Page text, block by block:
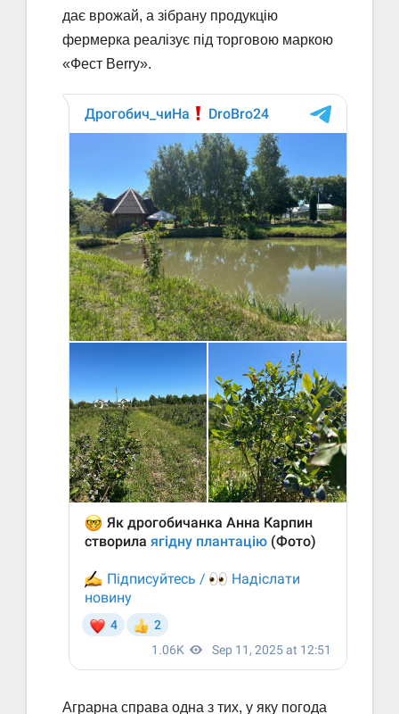
дає врожай, а зібрану продукцію
фермерка реалізує під торговою маркою
«Фест Berrу».
Аграрна справа одна з тих, у яку погода